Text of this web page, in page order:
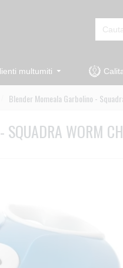
multumiti
Blender Momeala Garbolino -
SQUADRA WORM